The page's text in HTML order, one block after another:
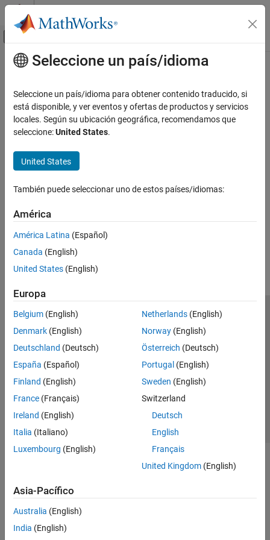
Saltar al contenido
Mostrar/ocultar menú de navegación
Inicio de Documentación
Contenido principal
How useful was this information?
Seleccione un país/idioma
Seleccione un país/idioma para obtener contenido traducido, si
está disponible, y ver eventos y ofertas de productos y servicios
locales. Según su ubicación geográfica, recomendamos que
seleccione:United States.
United States
También puede seleccionar uno de estos países/idiomas:
América
América Latina (Español)
Canada (English)
United States (English)
Europa
Belgium (English)
Denmark (English)
Deutschland (Deutsch)
España (Español)
Finland (English)
France (Français)
Ireland (English)
Italia (Italiano)
Luxembourg (English)
Netherlands(English)
Norway(English)
Österreich (Deutsch)
Portugal (English)
Sweden (English)
Switzerland
Deutsch
English
Français
United Kingdom(English)
Asia-Pacífico
Australia (English)
India (English)
Centro de confianza
Marcas comerciales
Política de privacidad
Antipiratería
Estado de las aplicaciones
Información de contacto
© 1994-2026 The MathWorks, Inc.
Seleccione un país/